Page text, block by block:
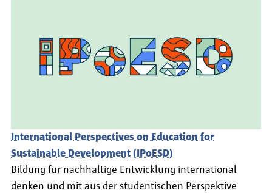
International Perspectives on Education for
Sustainable Development (IPoESD)
Bildung für nachhaltige Entwicklung international
denken und mit aus der studentischen Perspektive